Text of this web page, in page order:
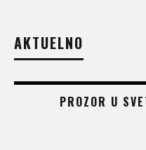
AKTUELNO